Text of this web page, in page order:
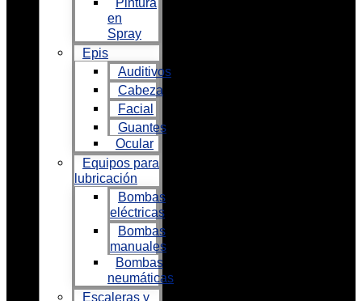
Pintura
en
Spray
Epis
Auditivos
Cabeza
Facial
Guantes
Ocular
Equipos para
lubricación
Bombas
eléctricas
Bombas
manuales
Bombas
neumáticas
Escaleras y